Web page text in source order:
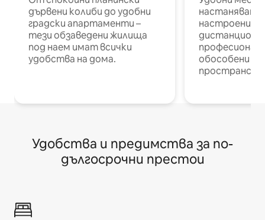
дървени колиби до удобни
градски апартаменти –
тези обзаведени жилища
под наем имат всички
удобства на дома.
настаняване
настроени и
обособени
Удобства и предимства за по-
дългосрочни престои